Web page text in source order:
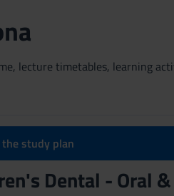
lecture timetables, learning
the study plan
Dental - Oral